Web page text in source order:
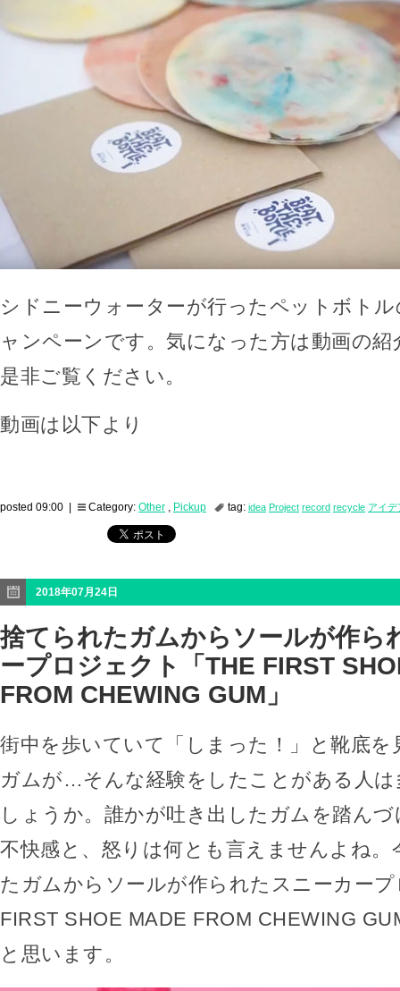
シドニーウォーターが行ったペットボト
ャンペーンです。気になった方は動画の
是非ご覧ください。
動画は以下より
posted 09:00 | Category: Other , Pickup tag: idea Project record recycle アイデ
2018年07月24日
捨てられたガムからソールが作ら
ープロジェクト「THE FIRST
FROM CHEWING GUM」
街中を歩いていて「しまった！」と靴底
ガムが…そんな経験をしたことがある人
しょうか。誰かが吐き出したガムを踏ん
不快感と、怒りは何とも言えませんよね。
たガムからソールが作られたスニーカー
FIRST SHOE MADE FROM CHEWING
と思います。